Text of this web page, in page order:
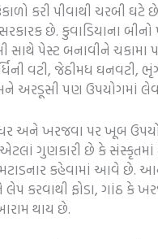
કરી પીવાથી ચરબી ઘટે
છે. કુવાડિયાના બીનો
સાથે પેસ્ટ બનાવીને ચકામા
વટી, જેઠીમધ ઘનવટી,
અને અરડૂસી પણ ઉપયોગમાં
અને ખરજવા પર ખૂબ
ગુણકારી છે કે સંસ્કૃતમાં
કહેવામાં આવે છે.
લેપ કરવાથી ફોડા, ગાંઠ કે
થાય છે.